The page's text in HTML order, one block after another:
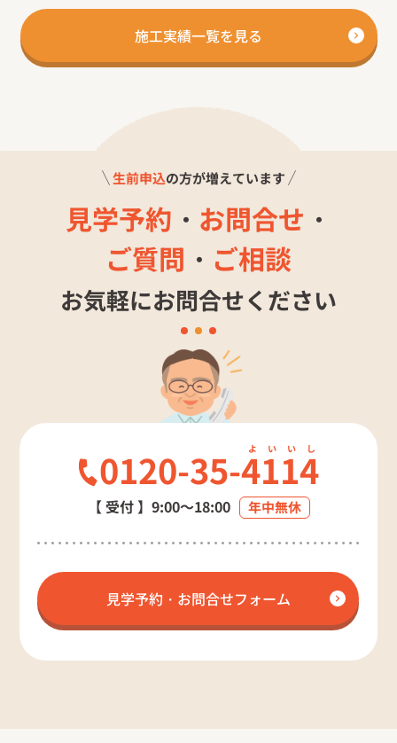
施工実績一覧を見る
生前申込の方が増えています
見学予約 ・ お問合せ ・
ご質問 ・ ご相談
お気軽にお問合せください
0120-35-4114
【 受付 】 9:00～18:00 年中無休
見学予約・お問合せフォーム